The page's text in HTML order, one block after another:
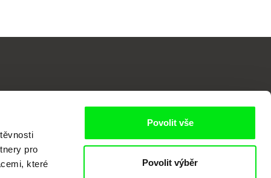
pro
které
Povolit vše
Povolit výběr